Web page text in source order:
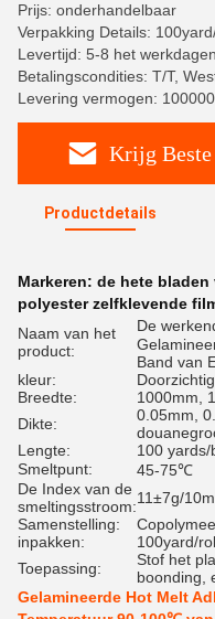
Prijs: onderhandelbaar
Verpakking Details:
Levertijd: 5-8 het werkdagen
Betalingscondities: T/T,
Levering vermogen:
Krijg
Productdetails
Markeren: de hete
polyester zelfklevende
Naam van het
product:
De
Band van
kleur:
Breedte:
1000mm,
Dikte:
0.05mm,
Lengte:
100 yards/
Smeltpunt:
45-75℃
De Index van de
smeltingsstroom:11±7g/
Samenstelling:
inpakken:
100yard/
Toepassing:
Stof het
boonding,
Gelamineerde Hot Melt